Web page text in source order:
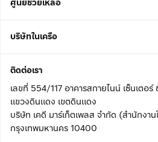
ศูนย์ช่วยเหลือ
บริษัทในเครือ
ติดต่อเรา
เลขที่ 554/117 อาคารสกายไนน์ เซ็นเต
แขวงดินแดง เขตดินแดง
บริษัท เคดี มาร์เก็ตเพลส จำกัด (สำนักงา
กรุงเทพมหานคร 10400